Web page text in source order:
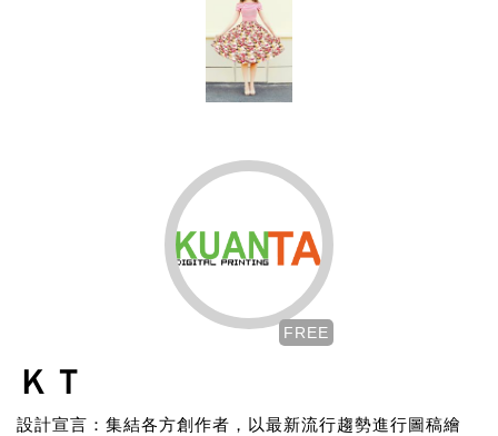
ＫＴ
設計宣言：集結各方創作者，以最新流行趨勢進行圖稿繪
FREE